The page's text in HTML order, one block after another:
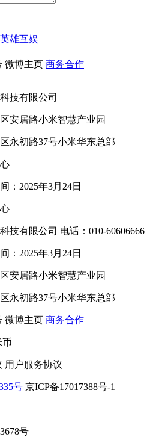
英雄互娱
微博主页 商务合作
技有限公司
安居路小米智慧产业园
永初路37号小米华东总部
：2025年3月24日
技有限公司 电话：010-60606666
：2025年3月24日
安居路小米智慧产业园
永初路37号小米华东总部
微博主页 商务合作
币
用户服务协议
号 京ICP备17017388号-1
号